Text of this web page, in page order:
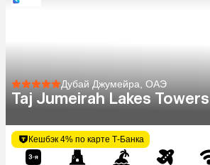
Дубай Джумейра, ОАЭ
Taj Jumeirah Lakes Towers
Кешбэк 4% по карте Т-Банка